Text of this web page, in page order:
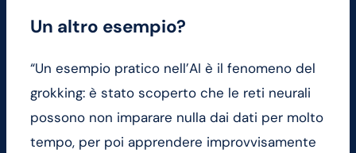
Un altro esempio?
“Un esempio pratico nell’AI è il fenomeno del
grokking: è stato scoperto che le reti neurali
possono non imparare nulla dai dati per molto
tempo, per poi apprendere improvvisamente